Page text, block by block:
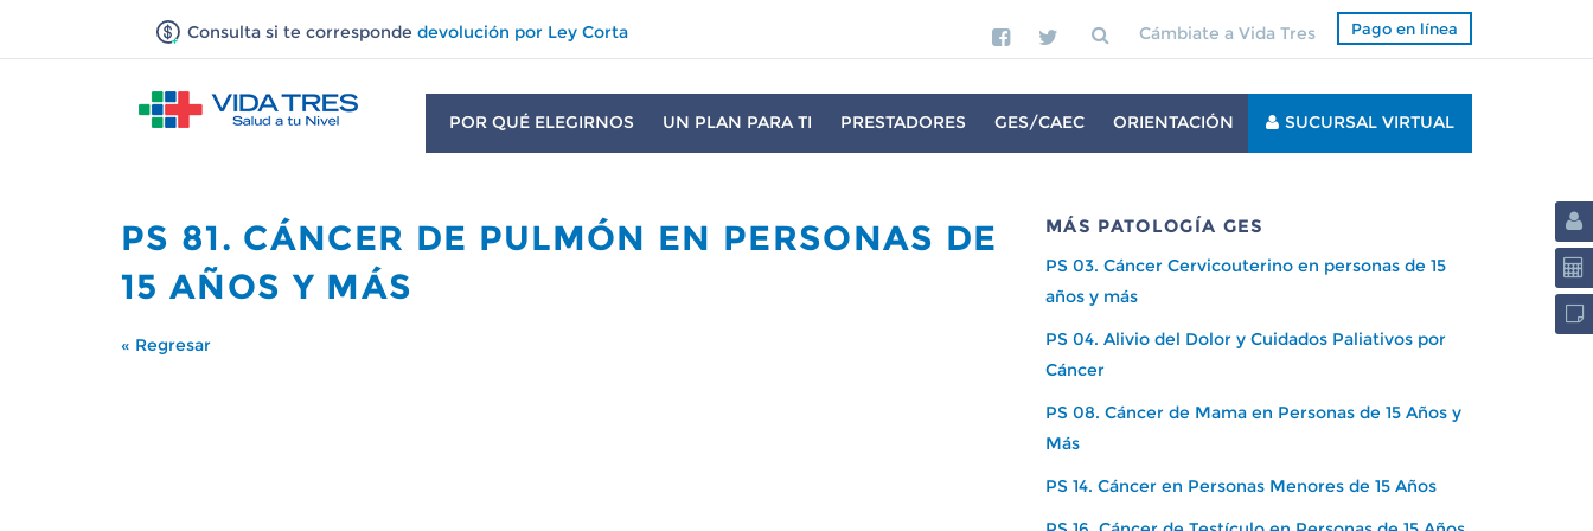
Pago en línea
Cámbiate a Vida Tres
Consulta si te corresponde devolución por Ley Corta
POR QUÉ ELEGIRNOS UN PLAN PARA TI PRESTADORES GES/CAEC ORIENTACIÓN SUCURSAL VIRTUAL
PS 81. CÁNCER DE PULMÓN EN PERSONAS DE
15 AÑOS Y MÁS
« Regresar
MÁS PATOLOGÍA GES
PS 03. Cáncer Cervicouterino en personas de 15
años y más
PS 04. Alivio del Dolor y Cuidados Paliativos por
Cáncer
PS 08. Cáncer de Mama en Personas de 15 Años y
Más
PS 14. Cáncer en Personas Menores de 15 Años